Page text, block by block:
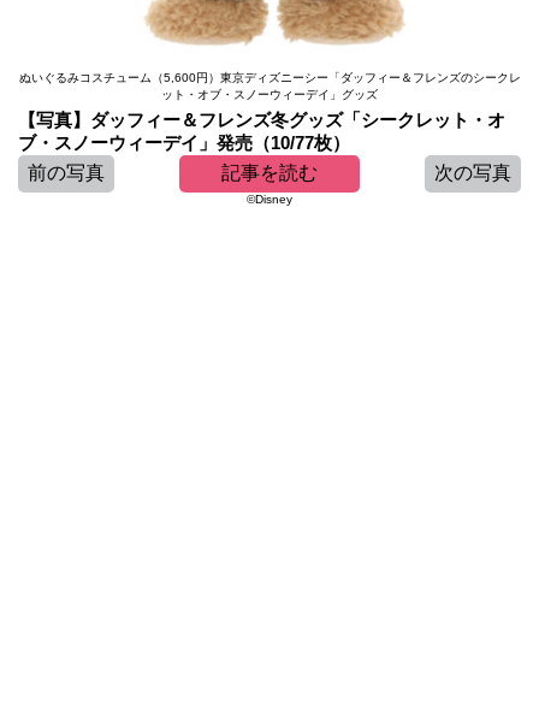
ぬいぐるみコスチューム（5,600円）東京ディズニーシー「ダッフィー＆フレンズのシークレ
ット・オブ・スノーウィーデイ」グッズ
【写真】ダッフィー＆フレンズ冬グッズ「シークレット・オ
ブ・スノーウィーデイ」発売（10/77枚）
前の写真
記事を読む 次の写真
©Disney